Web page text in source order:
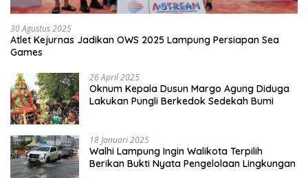
30 Agustus 2025
Atlet Kejurnas Jadikan OWS 2025 Lampung Persiapan Sea
Games
26 April 2025
Oknum Kepala Dusun Margo Agung Diduga
Lakukan Pungli Berkedok Sedekah Bumi
18 Januari 2025
Walhi Lampung Ingin Walikota Terpilih
Berikan Bukti Nyata Pengelolaan Lingkungan